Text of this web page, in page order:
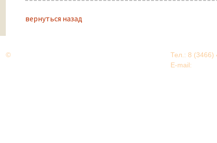
вернуться назад
©
Тел.: 8 (3466)
E-mail: